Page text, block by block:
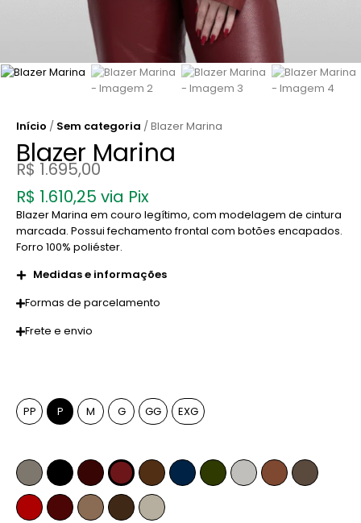
Início / Sem categoria / Blazer Marina
Blazer Marina
R$ 1.695,00
R$ 1.610,25 via Pix
Blazer Marina em couro legítimo, com modelagem de cintura
marcada. Possui fechamento frontal com botões encapados.
Forro 100% poliéster.
Medidas e informações
Formas de parcelamento
Frete e envio
PP
P M G GG EXG
Fendi Preto Pinhão MarsalaWhiskeyAzul MarinhoVerde Musgo
Off-WhiteCarameloAnelina
Vermelho Ferrari
Bordô Camel Tabaco Pérola